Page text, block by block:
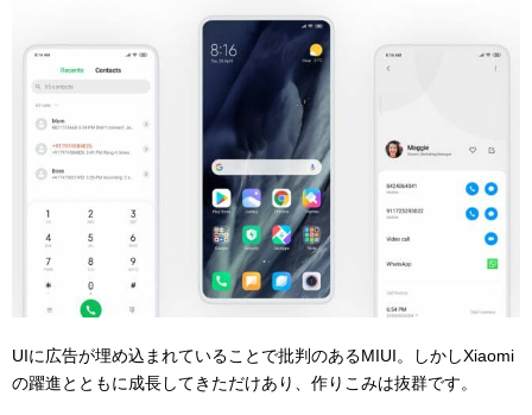
UIに広告が埋め込まれていることで批判のあるMIUI。しかしXiaomi
の躍進とともに成長してきただけあり、作りこみは抜群です。